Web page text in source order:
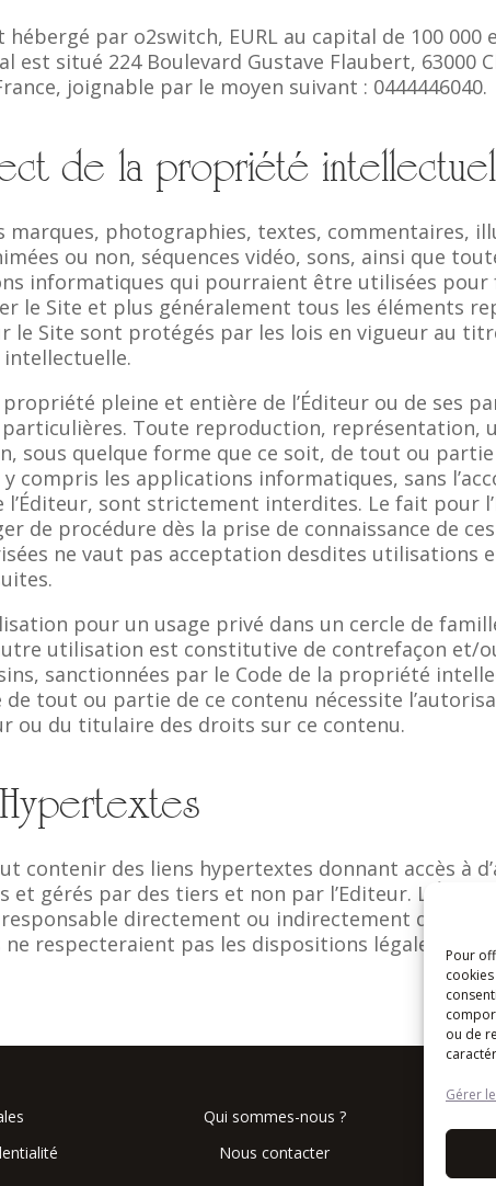
Pour
ou de
Gérer
hébergé par o2switch, EURL au capital de 100 000
est situé 224 Boulevard Gustave Flaubert, 63000
joignable par le moyen suivant : 0444446040.
de la propriété
marques, photographies, textes, commentaires,
ou non, séquences vidéo, sons, ainsi que
informatiques qui pourraient être utilisées pour
le Site et plus généralement tous les éléments
le Site sont protégés par les lois en vigueur au
pleine et entière de l’Éditeur ou de ses
Toute reproduction, représentation,
sous quelque forme que ce soit, de tout ou partie
compris les applications informatiques, sans
l’Éditeur, sont strictement interdites. Le fait pour
de procédure dès la prise de connaissance de
ne vaut pas acceptation desdites utilisations
pour un usage privé dans un cercle de
utilisation est constitutive de contrefaçon et/
sanctionnées par le Code de la propriété
de tout ou partie de ce contenu nécessite
ou du titulaire des droits sur ce contenu.
contenir des liens hypertextes donnant accès à
et gérés par des tiers et non par l’Editeur.
directement ou indirectement dans le
respecteraient pas les dispositions légales.
Qui sommes-nous ?
Nous contacter